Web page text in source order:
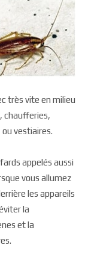
très vite en milieu
chaufferies,
vestiaires.
appelés aussi
vous allumez
les appareils
la
et la